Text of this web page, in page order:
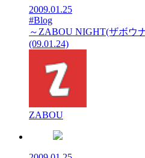
2009.01.25
#Blog
～ZABOU NIGHT(ザボウ
(09.01.24)
ZABOU